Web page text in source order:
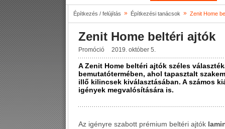
Építkezés / felújítás » Építkezési tanácsok » Zenit Home
Zenit Home beltéri ajtók
Promóció 2019. október 5.
A Zenit Home beltéri ajtók széles
bemutatótermében, ahol tapasztalt
illő kilincsek kiválasztásában. A számos
igények megvalósítására is.
Az igényre szabott prémium beltéri ajtók